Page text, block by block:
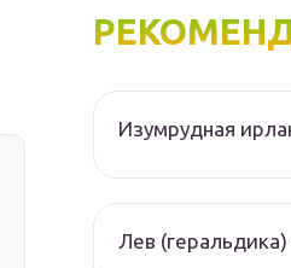
Изумрудная
Лев